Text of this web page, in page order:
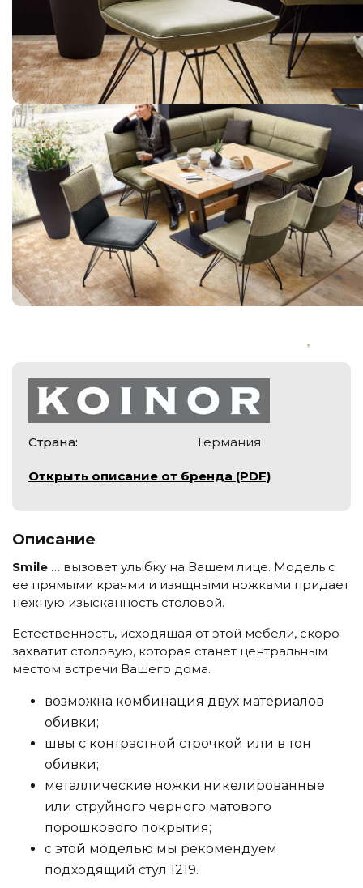
Страна: Германия
Открыть описание от бренда (PDF)
Описание
Smile … вызовет улыбку на Вашем лице. Модель с
ее прямыми краями и изящными ножками придает
нежную изысканность столовой.
Естественность, исходящая от этой мебели, скоро
захватит столовую, которая станет центральным
местом встречи Вашего дома.
возможна комбинация двух материалов
обивки;
швы с контрастной строчкой или в тон
обивки;
металлические ножки никелированные
или струйного черного матового
порошкового покрытия;
с этой моделью мы рекомендуем
подходящий стул 1219.